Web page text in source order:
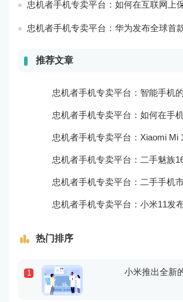
忠机者手机专卖平台：如何在互联网上保持安
忠机者手机专卖平台：华为发布全球首款智能物业管理
推荐文章
忠机者手机专卖平台：智能手机
忠机者手机专卖平台：小米11发
热门排序
1 小米推出全新